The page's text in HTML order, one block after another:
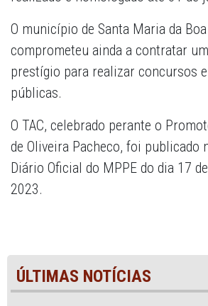
O município de Santa Maria da
comprometeu ainda a contratar
prestígio para realizar concursos
públicas.
O TAC, celebrado perante o
de Oliveira Pacheco, foi publicado
Diário Oficial do MPPE do dia 17
2023.
ÚLTIMAS NOTÍCIAS